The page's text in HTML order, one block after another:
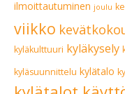
ilmoittautuminen joulu
viikko
kyläkulttuuri kyläkysely
kyläsuunnittelu kylätalo